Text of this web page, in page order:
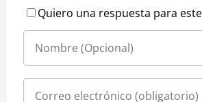
Quiero una respuesta para